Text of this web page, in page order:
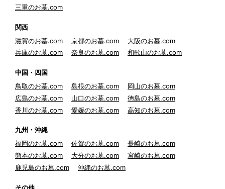
三重のお墓.com
関西
滋賀のお墓.com
京都のお墓.com
大阪のお墓.com
兵庫のお墓.com
奈良のお墓.com 和歌山のお墓.com
中国・四国
鳥取のお墓.com
島根のお墓.com
岡山のお墓.com
広島のお墓.com
山口のお墓.com
徳島のお墓.com
香川のお墓.com
愛媛のお墓.com 高知のお墓.com
九州・沖縄
福岡のお墓.com
佐賀のお墓.com
長崎のお墓.com
熊本のお墓.com
大分のお墓.com
宮崎のお墓.com
鹿児島のお墓.com
沖縄のお墓.com
その他